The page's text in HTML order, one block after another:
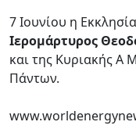
7 Ιουνίου η
Ιερομάρτυρος
και της Κυριακής Α
Πάντων.